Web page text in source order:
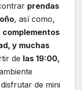
prendas
, así como,
y muchas
de las 19:00,
de mini